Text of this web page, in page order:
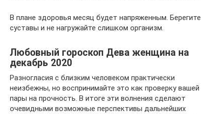
В плане здоровья месяц будет напряженным. Берегите
суставы и не нагружайте слишком организм.
Любовный гороскоп Дева женщина на
декабрь 2020
Разногласия с близким человеком практически
неизбежны, но воспринимайте это как проверку вашей
пары на прочность. В итоге эти волнения сделают
очевидными возможные перспективы дальнейших